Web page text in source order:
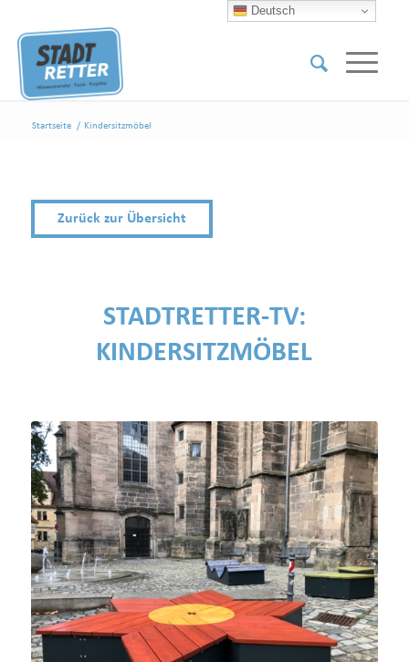
Startseite / Kindersitzmöbel
Zurück zur Übersicht
STADTRETTER-TV:
KINDERSITZMÖBEL
Deutsch